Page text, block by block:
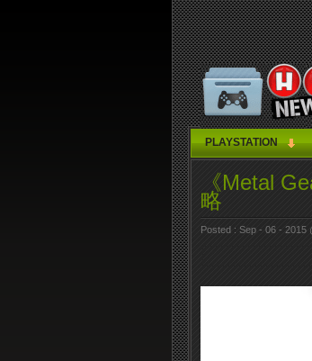
PLAYSTATION
《Metal
略
Posted : Sep - 06 - 2015